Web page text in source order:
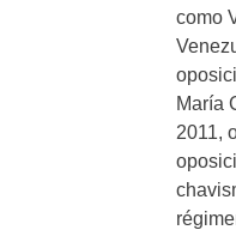
como
María
2011,